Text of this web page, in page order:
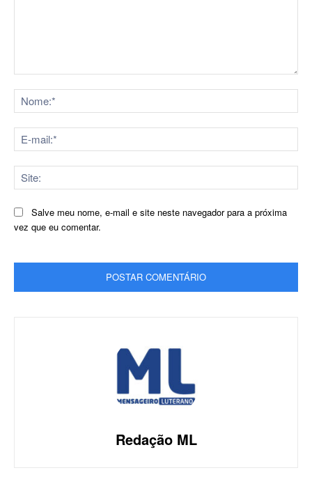
Salve meu nome, e-mail e site neste navegador para a próxima
vez que eu comentar.
Redação ML